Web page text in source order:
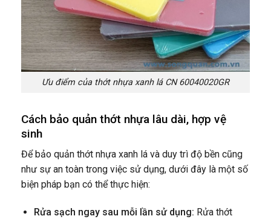
Ưu điểm của thớt nhựa xanh lá CN 60040020GR
Cách bảo quản thớt nhựa lâu dài, hợp vệ
sinh
Để bảo quản thớt nhựa xanh lá và duy trì độ bền cũng
như sự an toàn trong việc sử dụng, dưới đây là một số
biện pháp bạn có thể thực hiện:
Rửa sạch ngay sau mỗi lần sử dụng: Rửa thớt